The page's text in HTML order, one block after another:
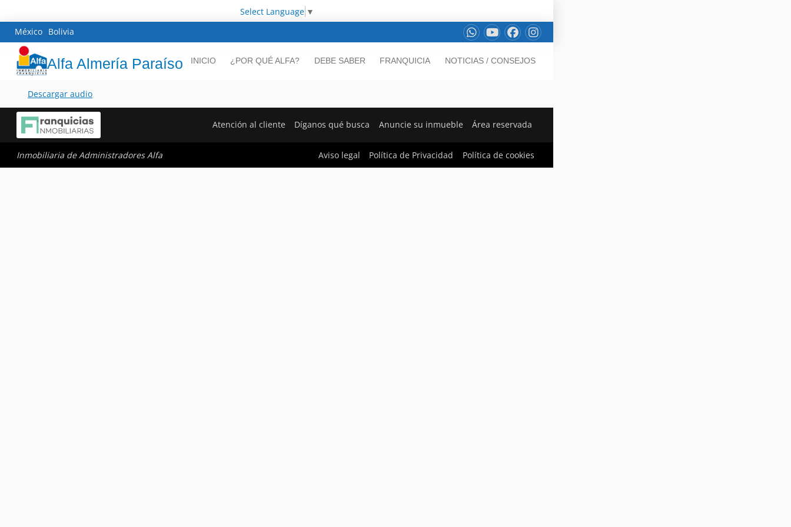
Select Language ▼
México Bolivia
Alfa Almería Paraíso INICIO ¿POR QUÉ ALFA? DEBE SABER FRANQUICIA NOTICIAS / CONSEJOS
Descargar audio
Atención al cliente Díganos qué busca Anuncie su inmueble Área reservada
Inmobiliaria de Administradores Alfa Aviso legal Política de Privacidad Política de cookies